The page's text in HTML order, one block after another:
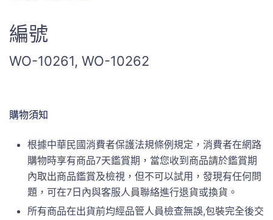
編號
WO-10261, WO-10262
購物須知
根據中華民國消費者保護法規條例規定，消費者在網路
購物時享有商品7天鑑賞期，當您收到商品請於鑑賞期
內取出商品鑑賞及檢視，但不可以試用，發現有任何問
題，可在7日內與客服人員聯絡進行退貨或換貨。
所有商品在出貨前均經品管人員檢查無誤,包裝完全後交